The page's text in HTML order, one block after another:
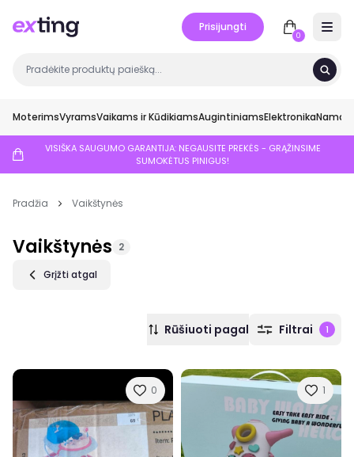
Prisijungti
0
MoterimsVyramsVaikams ir KūdikiamsAugintiniamsElektronikaNamai
VISIŠKA SAUGUMO GARANTIJA: NEGAUSITE PREKĖS - GRĄŽINSIME
SUMOKĖTUS PINIGUS!
Pradžia Vaikštynės
Vaikštynės 2
Grįžti atgal
Rūšiuoti pagal Filtrai 1
0 1